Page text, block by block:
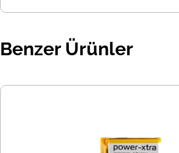
Benzer Ürünler